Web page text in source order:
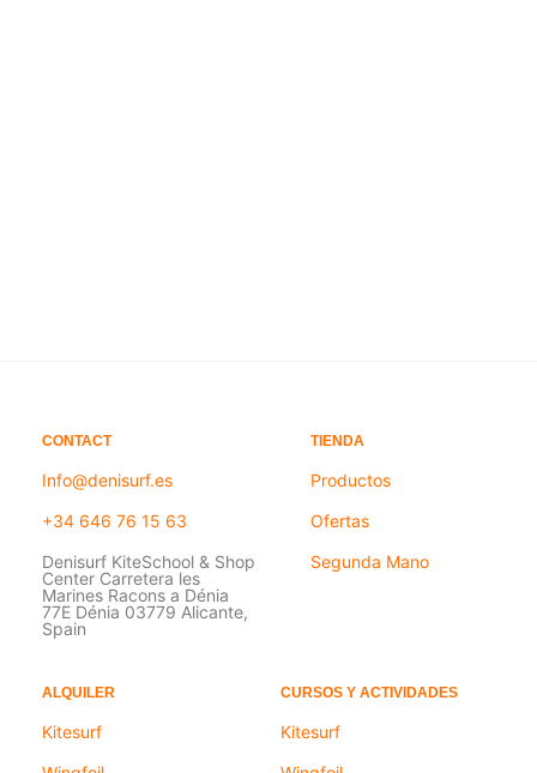
CONTACT
Info@denisurf.es
+34 646 76 15 63
Denisurf KiteSchool & Shop
Center Carretera les
Marines Racons a Dénia
77E Dénia 03779 Alicante,
Spain
TIENDA
Productos
Ofertas
Segunda Mano
ALQUILER
Kitesurf
CURSOS Y ACTIVIDADES
Kitesurf